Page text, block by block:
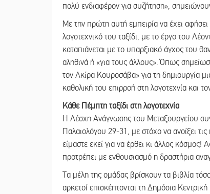
πολύ ενδιαφέρον για συζήτηση»,
Με την πρώτη αυτή εμπειρία να έχει
λογοτεχνικό του ταξίδι, με το έργο του
καταπιάνεται με το υπαρξιακό άγχος του
αληθινά ή «για τους άλλους». Όπως
τον Ακίρα Κουροσάβα» για τη δημιουργία
καθολική του επιρροή στη λογοτεχνία και
Κάθε Πέμπτη ταξίδι στη λογοτεχνία
Η Λέσχη Ανάγνωσης του Μεταξουργείου
Παλαιολόγου 29-31, με στόχο να ανοίξει
είμαστε εκεί για να έρθει κι άλλος
προτρέπει με ενθουσιασμό η δραστήρια
Τα μέλη της ομάδας βρίσκουν τα βιβλία
αρκετοί επισκέπτονται τη Δημόσια